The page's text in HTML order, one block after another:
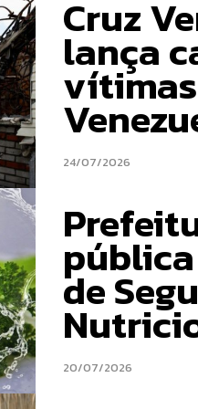
Cruz
lança
24/07/2026
de
20/07/2026